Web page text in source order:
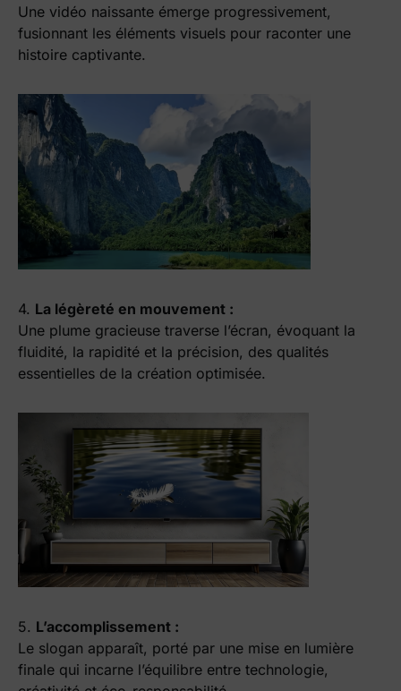
Une vidéo naissante émerge progressivement,
fusionnant les éléments visuels pour raconter une
histoire captivante.
4. La légèreté en mouvement :
Une plume gracieuse traverse l’écran, évoquant la
fluidité, la rapidité et la précision, des qualités
essentielles de la création optimisée.
5. L’accomplissement :
Le slogan apparaît, porté par une mise en lumière
finale qui incarne l’équilibre entre technologie,